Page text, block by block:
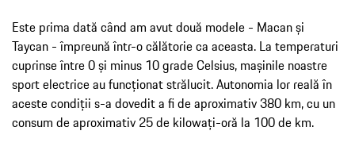
Este prima dată când am avut două modele - Macan și
Taycan - împreună într-o călătorie ca aceasta. La temperaturi
cuprinse între 0 și minus 10 grade Celsius, mașinile noastre
sport electrice au funcționat strălucit. Autonomia lor reală în
aceste condiții s-a dovedit a fi de aproximativ 380 km, cu un
consum de aproximativ 25 de kilowați-oră la 100 de km.